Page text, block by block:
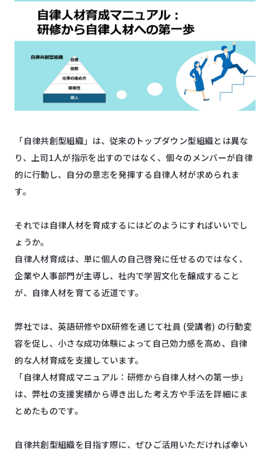
「自律共創型組織」は、従来のトップダウン型組織とは異な
り、上司1人が指示を出すのではなく、個々のメンバーが自律
的に行動し、自分の意志を発揮する自律人材が求められま
す。
それでは自律人材を育成するにはどのようにすればいいでし
ょうか。
自律人材育成は、単に個人の自己啓発に任せるのではなく、
企業や人事部門が主導し、社内で学習文化を醸成すること
が、自律人材を育てる近道です。
弊社では、英語研修やDX研修を通じて社員 (受講者) の行動変
容を促し、小さな成功体験によって自己効力感を高め、自律
的な人材育成を支援しています。
「自律人材育成マニュアル：研修から自律人材への第一歩」
は、弊社の支援実績から導き出した考え方や手法を詳細にま
とめたものです。
自律共創型組織を目指す際に、ぜひご活用いただければ幸い